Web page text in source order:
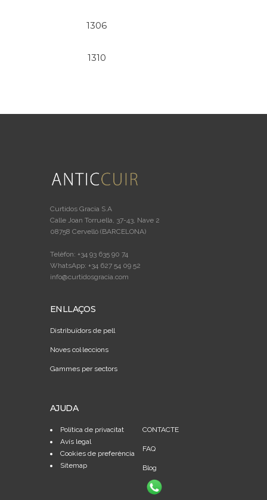
1306
1310
Curtidos Gracia S.A
Calle Joan Torruella, 37-43, Nave 2
08758 Cervelló (BARCELONA)
Telèfon: +34 93 635 90 74
WhatsApp: +34 627 54 09 52
info@curtidosgracia.com
ENLLAÇOS
Distribuïdors de pell
Noves col·leccions
Gammes per sectors
AJUDA
Política de privacitat
Avís legal
Cookies de preferència
Sitemap
CONTACTE
FAQ
Blog